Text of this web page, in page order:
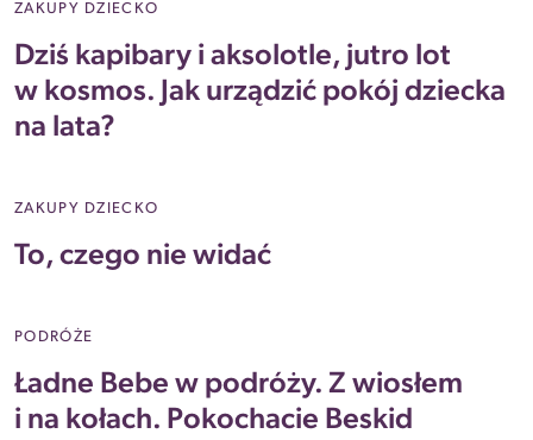
ZAKUPY DZIECKO
Dziś kapibary i aksolotle, jutro lot
w kosmos. Jak urządzić pokój dziecka
na lata?
ZAKUPY DZIECKO
To, czego nie widać
PODRÓŻE
Ładne Bebe w podróży. Z wiosłem
i na kołach. Pokochacie Beskid